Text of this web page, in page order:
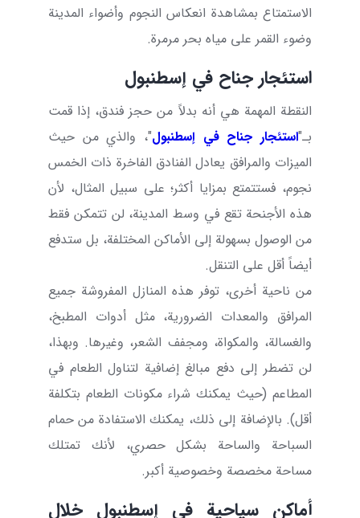
الاستمتاع بمشاهدة انعكاس النجوم وأضواء المدينة
وضوء القمر على مياه بحر مرمرة.
استئجار جناح في إسطنبول
النقطة المهمة هي أنه بدلاً من حجز فندق، إذا قمت
بـ"استئجار جناح في إسطنبول"، والذي من حيث
الميزات والمرافق يعادل الفنادق الفاخرة ذات الخمس
نجوم، فستتمتع بمزايا أكثر؛ على سبيل المثال، لأن
هذه الأجنحة تقع في وسط المدينة، لن تتمكن فقط
من الوصول بسهولة إلى الأماكن المختلفة، بل ستدفع
أيضاً أقل على التنقل.
من ناحية أخرى، توفر هذه المنازل المفروشة جميع
المرافق والمعدات الضرورية، مثل أدوات المطبخ،
والغسالة، والمكواة، ومجفف الشعر، وغيرها. وبهذا،
لن تضطر إلى دفع مبالغ إضافية لتناول الطعام في
المطاعم (حيث يمكنك شراء مكونات الطعام بتكلفة
أقل). بالإضافة إلى ذلك، يمكنك الاستفادة من حمام
السباحة والساحة بشكل حصري، لأنك تمتلك
مساحة مخصصة وخصوصية أكبر.
أماكن سياحية في إسطنبول خلال